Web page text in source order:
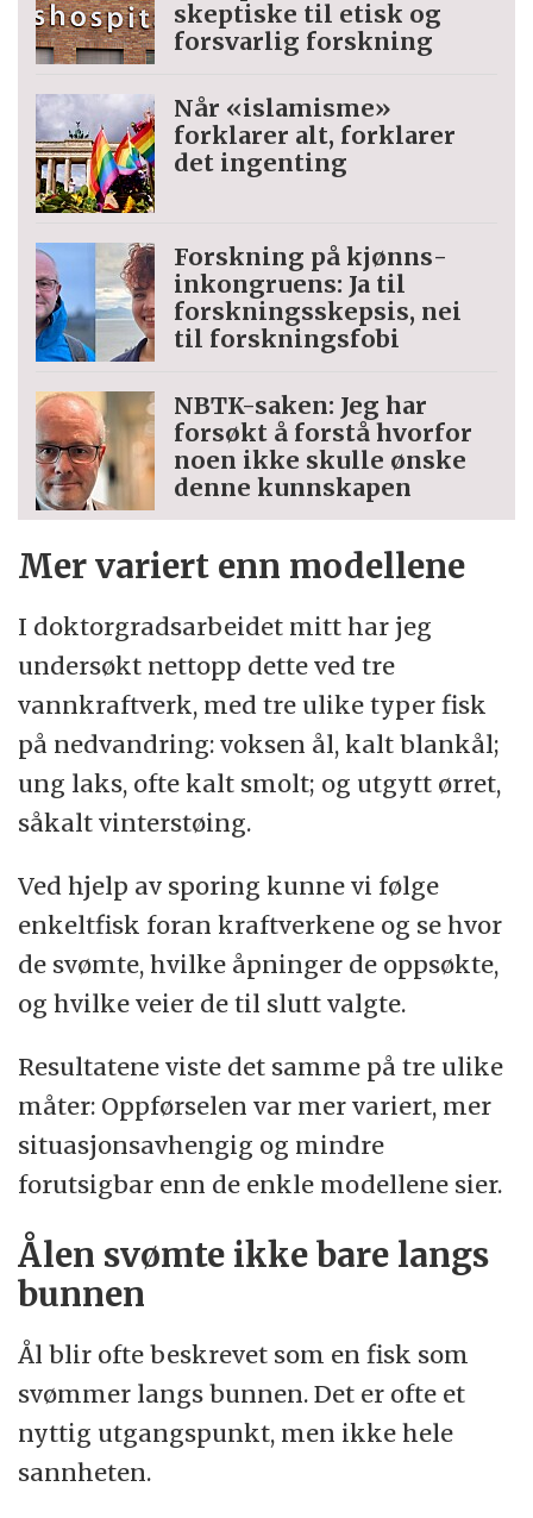
skeptiske til etisk og
forsvarlig forskning
Når «islamisme»
forklarer alt, forklarer
det ingenting
Forskning på kjønns­
inkongruens: Ja til
forskningsskepsis, nei
til forskningsfobi
NBTK-saken: Jeg har
forsøkt å forstå hvorfor
noen ikke skulle ønske
denne kunnskapen
Mer variert enn modellene
I doktorgradsarbeidet mitt har jeg
undersøkt nettopp dette ved tre
vannkraftverk, med tre ulike typer fisk
på nedvandring: voksen ål, kalt blankål;
ung laks, ofte kalt smolt; og utgytt ørret,
såkalt vinterstøing.
Ved hjelp av sporing kunne vi følge
enkeltfisk foran kraftverkene og se hvor
de svømte, hvilke åpninger de oppsøkte,
og hvilke veier de til slutt valgte.
Resultatene viste det samme på tre ulike
måter: Oppførselen var mer variert, mer
situasjonsavhengig og mindre
forutsigbar enn de enkle modellene sier.
Ålen svømte ikke bare langs
bunnen
Ål blir ofte beskrevet som en fisk som
svømmer langs bunnen. Det er ofte et
nyttig utgangspunkt, men ikke hele
sannheten.